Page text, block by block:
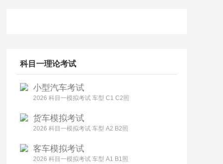
科目一理论考试
小型汽车考试
2026 科目一模拟考试 车型 C1 C2照
货车模拟考试
2026 科目一模拟考试 车型 A2 B2照
客车模拟考试
2026 科目一模拟考试 车型 A1 B1照